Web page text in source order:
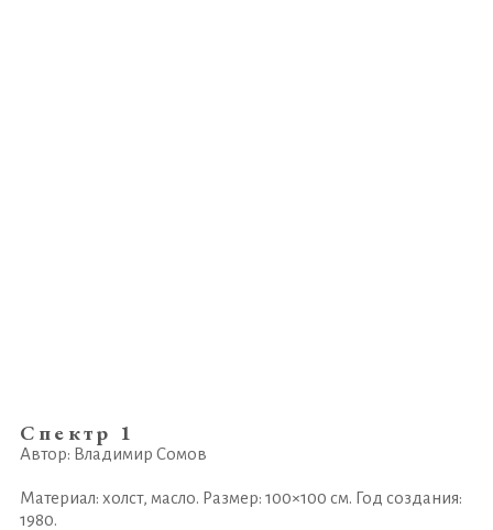
Спектр 1
Автор: Владимир Сомов
Материал: холст, масло. Размер: 100×100 см. Год создания:
1980.